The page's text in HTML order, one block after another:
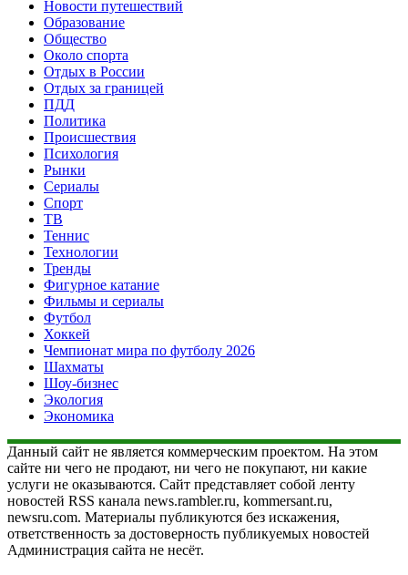
Новости путешествий
Образование
Общество
Около спорта
Отдых в России
Отдых за границей
ПДД
Политика
Происшествия
Психология
Рынки
Сериалы
Спорт
ТВ
Теннис
Технологии
Тренды
Фигурное катание
Фильмы и сериалы
Футбол
Хоккей
Чемпионат мира по футболу 2026
Шахматы
Шоу-бизнес
Экология
Экономика
Данный сайт не является коммерческим проектом. На этом
сайте ни чего не продают, ни чего не покупают, ни какие
услуги не оказываются. Сайт представляет собой ленту
новостей RSS канала news.rambler.ru, kommersant.ru,
newsru.com. Материалы публикуются без искажения,
ответственность за достоверность публикуемых новостей
Администрация сайта не несёт.